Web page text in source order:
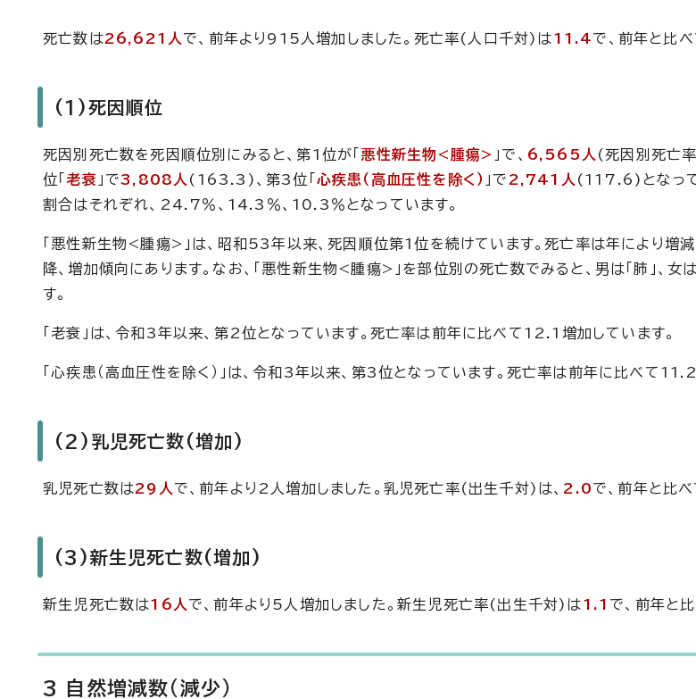
死亡数は26,621人 で、前年より915人増加しました。死亡率(人口千対)は11.4で、前年と比
(1)死因順位
死因別死亡数を死因順位別にみると、第1位が「 悪性新生物<腫瘍> 」で、 6,565人 (死因別死亡
位「老衰 」で3,808人 (163.3)、第3位「 心疾患（高血圧性を除く） 」で 2,741人 (117.6)となって
割合はそれぞれ、24.7％、14.3％、10.3％となっています。
「悪性新生物<腫瘍>」は、昭和53年以来、死因順位第1位を続けています。死亡率は年により増
降、増加傾向にあります。なお、「悪性新生物<腫瘍>」を部位別の死亡数でみると、男は「肺」、女
す。
「老衰」は、令和3年以来、第2位となっています。死亡率は前年に比べて12.1増加しています。
「心疾患（高血圧性を除く）」は、令和3年以来、第3位となっています。死亡率は前年に比べて
(2)乳児死亡数(増加)
乳児死亡数は29人 で、前年より2人増加しました。乳児死亡率(出生千対)は、 2.0で、前年と比
(3)新生児死亡数(増加)
新生児死亡数は16人 で、前年より5人増加しました。新生児死亡率(出生千対)は1.1 で、前年と
3 自然増減数(減少)